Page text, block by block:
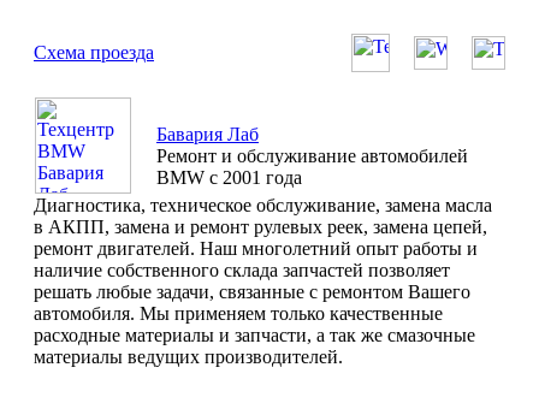
Схема проезда
Бавария Лаб
Ремонт и обслуживание автомобилей
BMW с 2001 года
Диагностика, техническое обслуживание, замена масла
в АКПП, замена и ремонт рулевых реек, замена цепей,
ремонт двигателей. Наш многолетний опыт работы и
наличие собственного склада запчастей позволяет
решать любые задачи, связанные с ремонтом Вашего
автомобиля. Мы применяем только качественные
расходные материалы и запчасти, а так же смазочные
материалы ведущих производителей.